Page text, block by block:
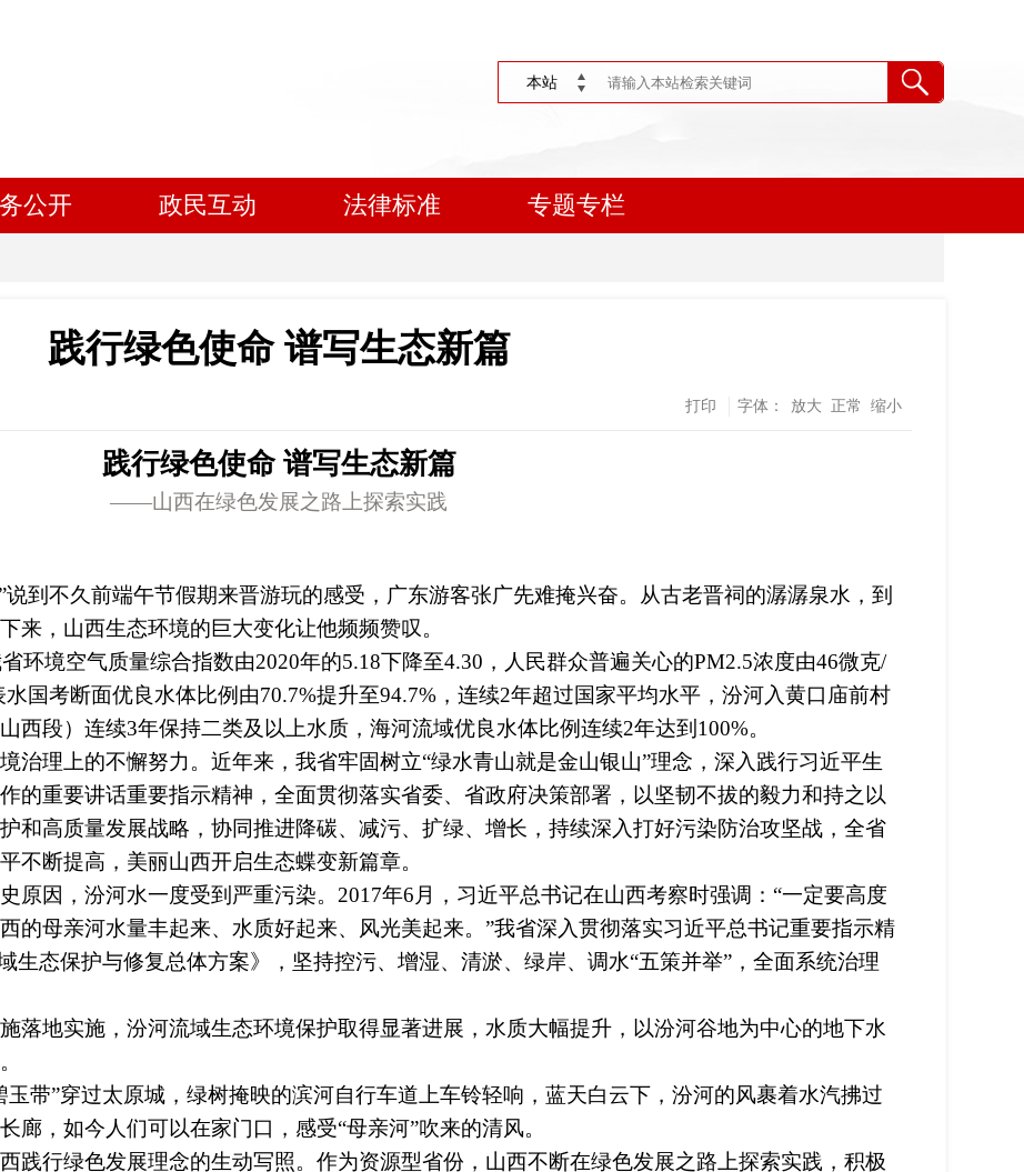
本站
公开 政民互动 法律标准 专题专栏
践行绿色使命 谱写生态新篇
打印 字体： 放大 正常 缩小
践行绿色使命 谱写生态新篇
——山西在绿色发展之路上探索实践
到不久前端午节假期来晋游玩的感受，广东游客张广先难掩兴奋。从古老晋祠的潺潺泉水，到
来，山西生态环境的巨大变化让他频频赞叹。
境空气质量综合指数由2020年的5.18下降至4.30，人民群众普遍关心的PM2.5浓度由46微克/
国考断面优良水体比例由70.7%提升至94.7%，连续2年超过国家平均水平，汾河入黄口庙前村
西段）连续3年保持二类及以上水质，海河流域优良水体比例连续2年达到100%。
理上的不懈努力。近年来，我省牢固树立“绿水青山就是金山银山”理念，深入践行习近平生
的重要讲话重要指示精神，全面贯彻落实省委、省政府决策部署，以坚韧不拔的毅力和持之以
和高质量发展战略，协同推进降碳、减污、扩绿、增长，持续深入打好污染防治攻坚战，全省
不断提高，美丽山西开启生态蝶变新篇章。
因，汾河水一度受到严重污染。2017年6月，习近平总书记在山西考察时强调：“一定要高度
的母亲河水量丰起来、水质好起来、风光美起来。”我省深入贯彻落实习近平总书记重要指示精
生态保护与修复总体方案》，坚持控污、增湿、清淤、绿岸、调水“五策并举”，全面系统治理
地实施，汾河流域生态环境保护取得显著进展，水质大幅提升，以汾河谷地为中心的地下水
”穿过太原城，绿树掩映的滨河自行车道上车铃轻响，蓝天白云下，汾河的风裹着水汽拂过
廊，如今人们可以在家门口，感受“母亲河”吹来的清风。
行绿色发展理念的生动写照。作为资源型省份，山西不断在绿色发展之路上探索实践，积极